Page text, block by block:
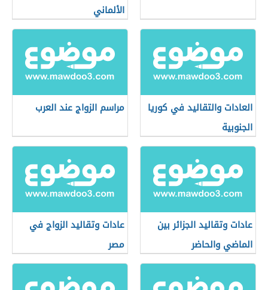
الألماني
العادات والتقاليد في كوريا
الجنوبية
مراسم الزواج عند العرب
عادات وتقاليد الجزائر بين
الماضي والحاضر
عادات وتقاليد الزواج في
مصر